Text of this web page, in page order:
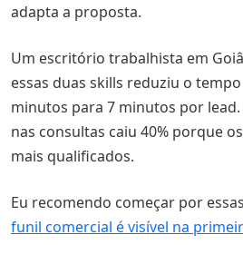
adapta a proposta.
Um escritório trabalhista em
essas duas skills reduziu o
minutos para 7 minutos por lead.
nas consultas caiu 40% porque
mais qualificados.
Eu recomendo começar por
funil comercial é visível na